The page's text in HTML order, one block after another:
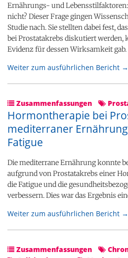
Ernährungs- und
nicht? Dieser Frage gingen
Studie nach. Sie stellten dabei fest,
bei Prostatakrebs diskutiert werden,
Evidenz für dessen Wirksamkeit gab.
Weiter zum ausführlichen Bericht →
Zusammenfassungen
Hormontherapie bei
mediterraner
Fatigue
Die mediterrane Ernährung konnte
aufgrund von Prostatakrebs einer
die Fatigue und die
verbessern. Dies war das Ergebnis
Weiter zum ausführlichen Bericht →
Zusammenfassungen